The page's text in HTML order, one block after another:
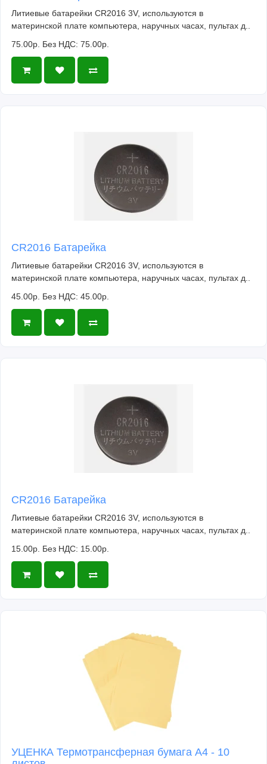
Литиевые батарейки CR2016 3V, используются в
материнской плате компьютера, наручных часах, пультах д..
75.00р. Без НДС: 75.00р.
CR2016 Батарейка
Литиевые батарейки CR2016 3V, используются в
материнской плате компьютера, наручных часах, пультах д..
45.00р. Без НДС: 45.00р.
CR2016 Батарейка
Литиевые батарейки CR2016 3V, используются в
материнской плате компьютера, наручных часах, пультах д..
15.00р. Без НДС: 15.00р.
УЦЕНКА Термотрансферная бумага А4 - 10